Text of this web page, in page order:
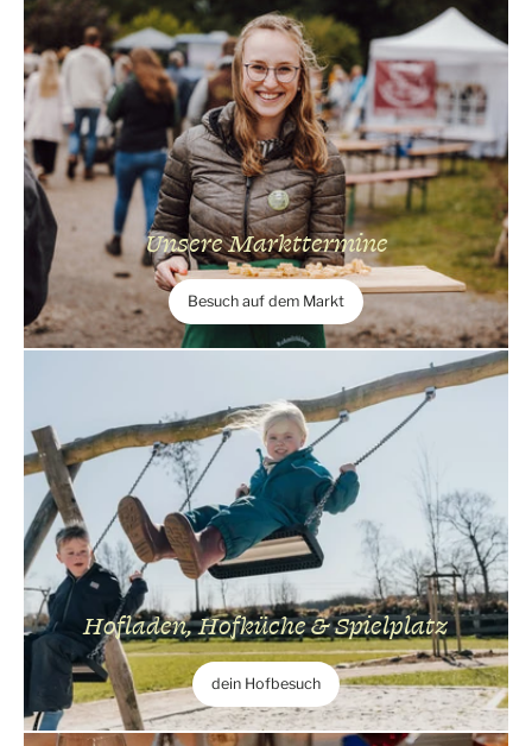
Unsere Markttermine
Besuch auf dem Markt
Hofladen, Hofküche & Spielplatz
dein Hofbesuch